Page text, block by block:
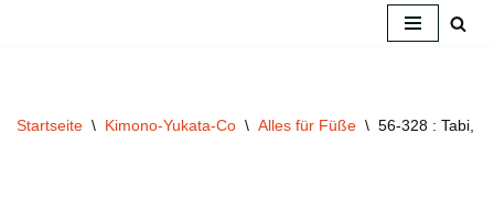
Startseite \ Kimono-Yukata-Co \ Alles für Füße \ 56-328 : Tabi,